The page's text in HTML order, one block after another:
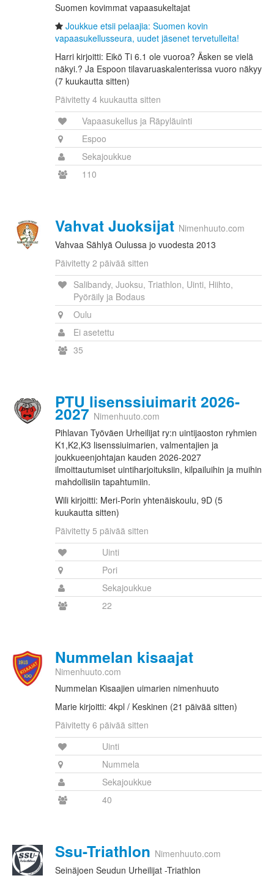
Suomen kovimmat vapaasukeltajat
Joukkue etsii pelaajia: Suomen kovin
vapaasukellusseura, uudet jäsenet tervetulleita!
Harri kirjoitti: Eikö Ti 6.1 ole vuoroa? Äsken se vielä
näkyi.? Ja Espoon tilavaruaskalenterissa vuoro näkyy
(7 kuukautta sitten)
Päivitetty 4 kuukautta sitten
Vapaasukellus ja Räpyläuinti
Espoo
Sekajoukkue
110
Vahvat Juoksijat Nimenhuuto.com
Vahvaa Sählyä Oulussa jo vuodesta 2013
Päivitetty 2 päivää sitten
Salibandy, Juoksu, Triathlon, Uinti, Hiihto,
Pyöräily ja Bodaus
Oulu
Ei asetettu
35
PTU lisenssiuimarit 2026-
2027 Nimenhuuto.com
Pihlavan Työväen Urheilijat ry:n uintijaoston ryhmien
K1,K2,K3 lisenssiuimarien, valmentajien ja
joukkueenjohtajan kauden 2026-2027
ilmoittautumiset uintiharjoituksiin, kilpailuihin ja muihin
mahdollisiin tapahtumiin.
Wili kirjoitti: Meri-Porin yhtenäiskoulu, 9D (5
kuukautta sitten)
Päivitetty 5 päivää sitten
Uinti
Pori
Sekajoukkue
22
Nummelan kisaajat
Nimenhuuto.com
Nummelan Kisaajien uimarien nimenhuuto
Marie kirjoitti: 4kpl / Keskinen (21 päivää sitten)
Päivitetty 6 päivää sitten
Uinti
Nummela
Sekajoukkue
40
Ssu-Triathlon Nimenhuuto.com
Seinäjoen Seudun Urheilijat -Triathlon